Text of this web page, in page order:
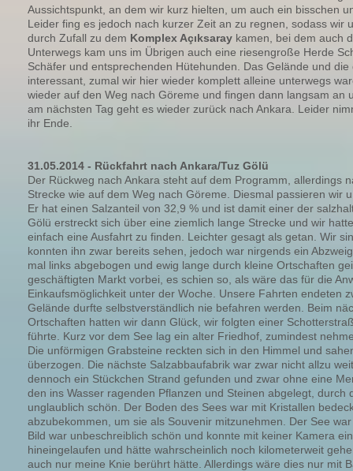
Aussichtspunkt, an dem wir kurz hielten, um auch ein bisschen
Leider fing es jedoch nach kurzer Zeit an zu regnen, sodass wir
durch Zufall zu dem Komplex Açıksaray kamen, bei dem auch
Unterwegs kam uns im Übrigen auch eine riesengroße Herde
Schäfer und entsprechenden Hütehunden. Das Gelände und
interessant, zumal wir hier wieder komplett alleine unterwegs
wieder auf den Weg nach Göreme und fingen dann langsam an
am nächsten Tag geht es wieder zurück nach Ankara. Leider
ihr Ende.
31.05.2014 - Rückfahrt nach Ankara/Tuz Gölü
Der Rückweg nach Ankara steht auf dem Programm, allerdings
Strecke wie auf dem Weg nach Göreme. Diesmal passieren wir
Er hat einen Salzanteil von 32,9 % und ist damit einer der
Gölü erstreckt sich über eine ziemlich lange Strecke und wir
einfach eine Ausfahrt zu finden. Leichter gesagt als getan. Wir
konnten ihn zwar bereits sehen, jedoch war nirgends ein
mal links abgebogen und ewig lange durch kleine Ortschaften
geschäftigten Markt vorbei, es schien so, als wäre das für die
Einkaufsmöglichkeit unter der Woche. Unsere Fahrten endeten
Gelände durfte selbstverständlich nie befahren werden. Beim
Ortschaften hatten wir dann Glück, wir folgten einer
führte. Kurz vor dem See lag ein alter Friedhof, zumindest
Die unförmigen Grabsteine reckten sich in den Himmel und
überzogen. Die nächste Salzabbaufabrik war zwar nicht allzu
dennoch ein Stückchen Strand gefunden und zwar ohne eine
den ins Wasser ragenden Pflanzen und Steinen abgelegt, durch
unglaublich schön. Der Boden des Sees war mit Kristallen
abzubekommen, um sie als Souvenir mitzunehmen. Der See
Bild war unbeschreiblich schön und konnte mit keiner Kamera
hineingelaufen und hätte wahrscheinlich noch kilometerweit
auch nur meine Knie berührt hätte. Allerdings wäre dies nur mit